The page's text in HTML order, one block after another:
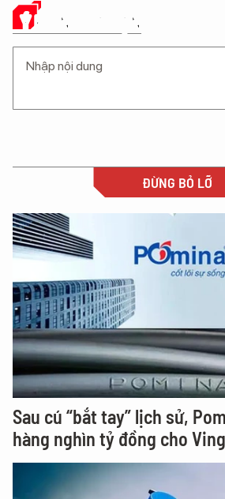
Ý KIẾN CỦA BẠN
ĐỪNG BỎ LỠ
Sau cú “bắt tay” lịch sử,
hàng nghìn tỷ đồng cho